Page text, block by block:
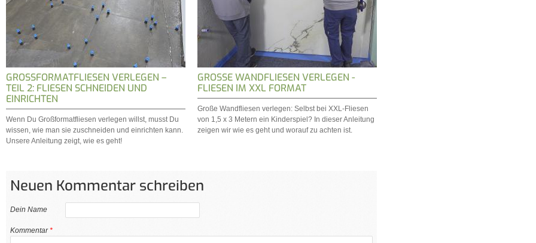
GROSSFORMATFLIESEN VERLEGEN – T
EIL 2: FLIESEN SCHNEIDEN UND E
INRICHTEN
Wenn Du Großformatfliesen verlegen willst, musst Du
wissen, wie man sie zuschneiden und einrichten kann.
Unsere Anleitung zeigt, wie es geht!
GROSSE WANDFLIESEN VERLEGEN - F
LIESEN IM XXL FORMAT
Große Wandfliesen verlegen: Selbst bei XXL-Fliesen
von 1,5 x 3 Metern ein Kinderspiel? In dieser Anleitung
zeigen wir wie es geht und worauf zu achten ist.
Neuen Kommentar schreiben
Dein Name
Kommentar*